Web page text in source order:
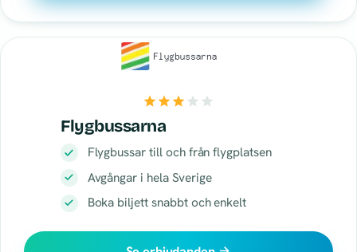
Flygbussarna
Flygbussar till och från flygplatsen
Avgångar i hela Sverige
Boka biljett snabbt och enkelt